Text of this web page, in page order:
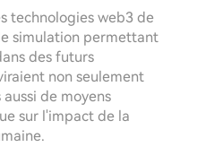
technologies web3 de
simulation permettant
des futurs
non seulement
de moyens
sur l'impact de la